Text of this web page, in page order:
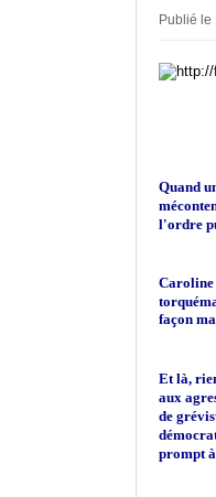
Publié le
Quand
l'ordre
Caroline
façon
Et là,
aux
de
prompt